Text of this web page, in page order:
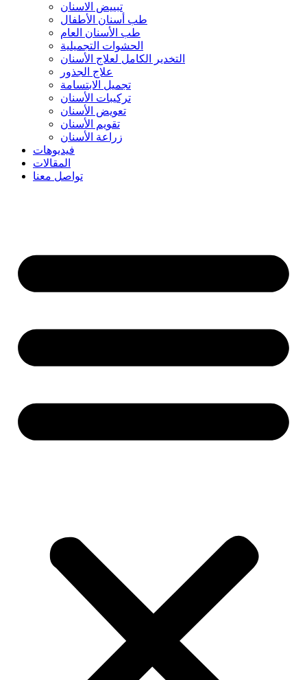
تبييض الاسنان
طب أسنان الأطفال
طب الأسنان العام
الحشوات التجميلية
التخدير الكامل لعلاج الأسنان
علاج الجذور
تجميل الابتسامة
تركيبات الأسنان
تعويض الأسنان
تقويم الأسنان
زراعة الأسنان
فيديوهات
المقالات
تواصل معنا